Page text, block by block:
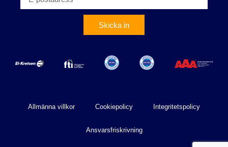
Skicka in
Allmänna villkor Cookiepolicy Integritetspolicy
Ansvarsfriskrivning